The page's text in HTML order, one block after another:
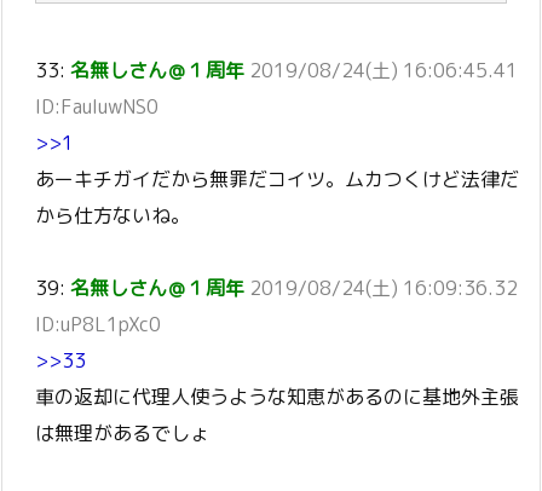
33: 名無しさん＠１周年 2019/08/24(土) 16:06:45.41
ID:FauIuwNS0
>>1
あーキチガイだから無罪だコイツ。ムカつくけど法律だ
から仕方ないね。
39: 名無しさん＠１周年 2019/08/24(土) 16:09:36.32
ID:uP8L1pXc0
>>33
車の返却に代理人使うような知恵があるのに基地外主張
は無理があるでしょ